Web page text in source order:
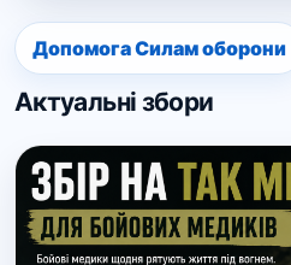
Допомога Силам оборони
Актуальні збори